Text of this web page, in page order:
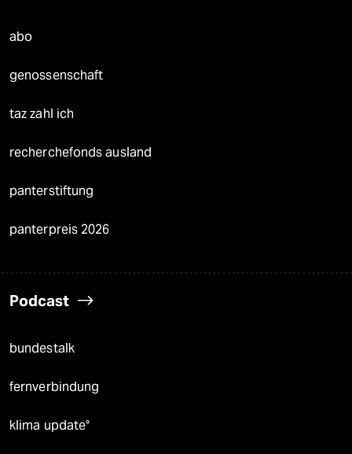
abo
genossenschaft
taz zahl ich
recherchefonds ausland
panterstiftung
panterpreis 2026
Podcast
bundestalk
fernverbindung
klima update°